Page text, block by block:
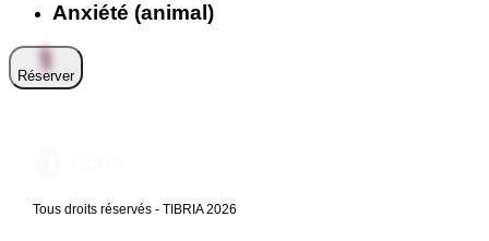
Anxiété (animal)
Réserver
Tous droits réservés - TIBRIA 2026